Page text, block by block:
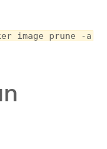
image prune -a